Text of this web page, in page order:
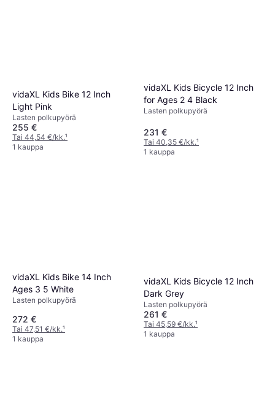
vidaXL Kids Bike 12 Inch
Light Pink
Lasten polkupyörä
255 €
Tai 44,54 €/kk.¹
1 kauppa
vidaXL Kids Bicycle 12 Inch
for Ages 2 4 Black
Lasten polkupyörä
231 €
Tai 40,35 €/kk.¹
1 kauppa
vidaXL Kids Bike 14 Inch
Ages 3 5 White
Lasten polkupyörä
272 €
Tai 47,51 €/kk.¹
1 kauppa
vidaXL Kids Bicycle 12 Inch
Dark Grey
Lasten polkupyörä
261 €
Tai 45,59 €/kk.¹
1 kauppa